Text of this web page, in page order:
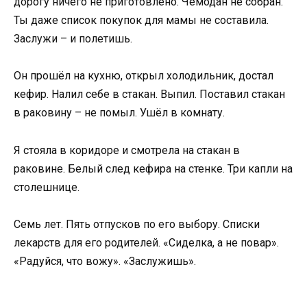
Ты даже список покупок для мамы не составила.
Заслужи – и полетишь.
Он прошёл на кухню, открыл холодильник, достал
кефир. Налил себе в стакан. Выпил. Поставил стакан
в раковину – не помыл. Ушёл в комнату.
Я стояла в коридоре и смотрела на стакан в
раковине. Белый след кефира на стенке. Три капли на
столешнице.
Семь лет. Пять отпусков по его выбору. Списки
лекарств для его родителей. «Сиделка, а не повар».
«Радуйся, что вожу». «Заслужишь».